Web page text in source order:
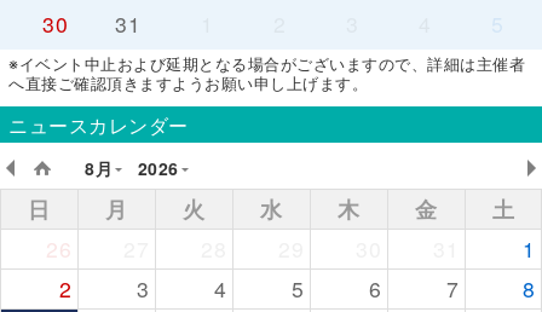
30
31 5
※イベント中止および延期となる場合がございますので、詳細は主催者
へ直接ご確認頂きますようお願い申し上げます。
ニュースカレンダー
8月
2026
日 月 火 水 木 金
土
26
1
2
3 4 5 6 7
8